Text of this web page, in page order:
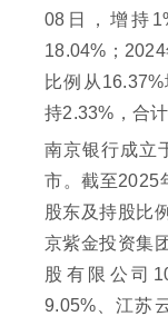
08日，增持
18.04%；
比例从
持2.33%，合
南京银行成立
市。截至2025
股东及持股比
京紫金投资集
股有限公司
9.05%、江苏